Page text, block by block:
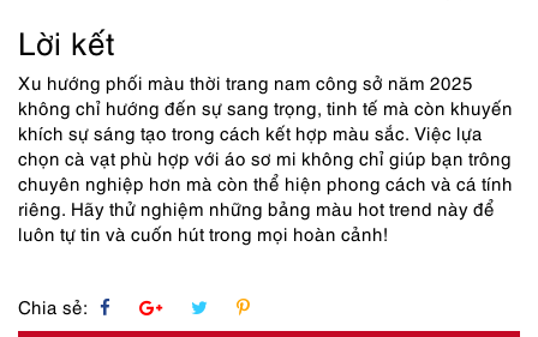
Lời kết
Xu hướng phối màu thời trang nam công sở năm 2025
không chỉ hướng đến sự sang trọng, tinh tế mà còn khuyến
khích sự sáng tạo trong cách kết hợp màu sắc. Việc lựa
chọn cà vạt phù hợp với áo sơ mi không chỉ giúp bạn trông
chuyên nghiệp hơn mà còn thể hiện phong cách và cá tính
riêng. Hãy thử nghiệm những bảng màu hot trend này để
luôn tự tin và cuốn hút trong mọi hoàn cảnh!
Chia sẻ: